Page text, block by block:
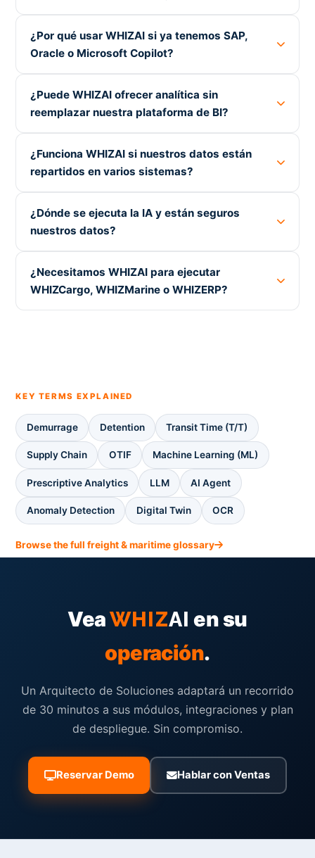
¿Por qué usar WHIZAI si ya tenemos SAP,
Oracle o Microsoft Copilot?
¿Puede WHIZAI ofrecer analítica sin
reemplazar nuestra plataforma de BI?
¿Funciona WHIZAI si nuestros datos están
repartidos en varios sistemas?
¿Dónde se ejecuta la IA y están seguros
nuestros datos?
¿Necesitamos WHIZAI para ejecutar
WHIZCargo, WHIZMarine o WHIZERP?
KEY TERMS EXPLAINED
Demurrage Detention Transit Time (T/T)
Supply Chain OTIF Machine Learning (ML)
Prescriptive Analytics LLM AI Agent
Anomaly Detection Digital Twin OCR
Browse the full freight & maritime glossary
VeaWHIZAI en su
operación.
Un Arquitecto de Soluciones adaptará un recorrido
de 30 minutos a sus módulos, integraciones y plan
de despliegue. Sin compromiso.
Reservar Demo Hablar con Ventas